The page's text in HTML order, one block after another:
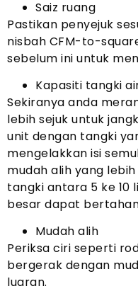
Saiz ruang
Pastikan penyejuk
nisbah CFM-to-
sebelum ini untuk
Kapasiti tangki
Sekiranya anda
lebih sejuk untuk
unit dengan tangki
mengelakkan isi
mudah alih yang
tangki antara 5 ke 10
besar dapat
Mudah alih
Periksa ciri seperti
bergerak dengan
luaran.